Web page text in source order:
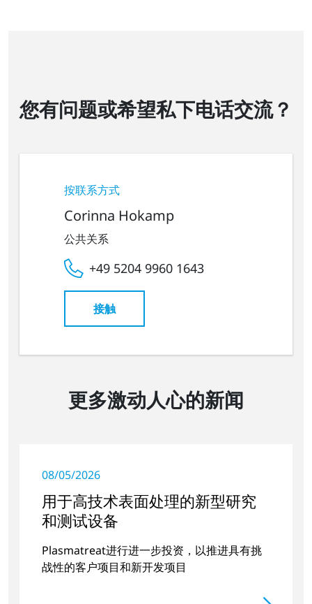
您有问题或希望私下电话交流？
按联系方式
Corinna Hokamp
公共关系
+49 5204 9960 1643
接触
更多激动人心的新闻
08/05/2026
用于高技术表面处理的新型研究
和测试设备
Plasmatreat进行进一步投资，以推进具有挑
战性的客户项目和新开发项目